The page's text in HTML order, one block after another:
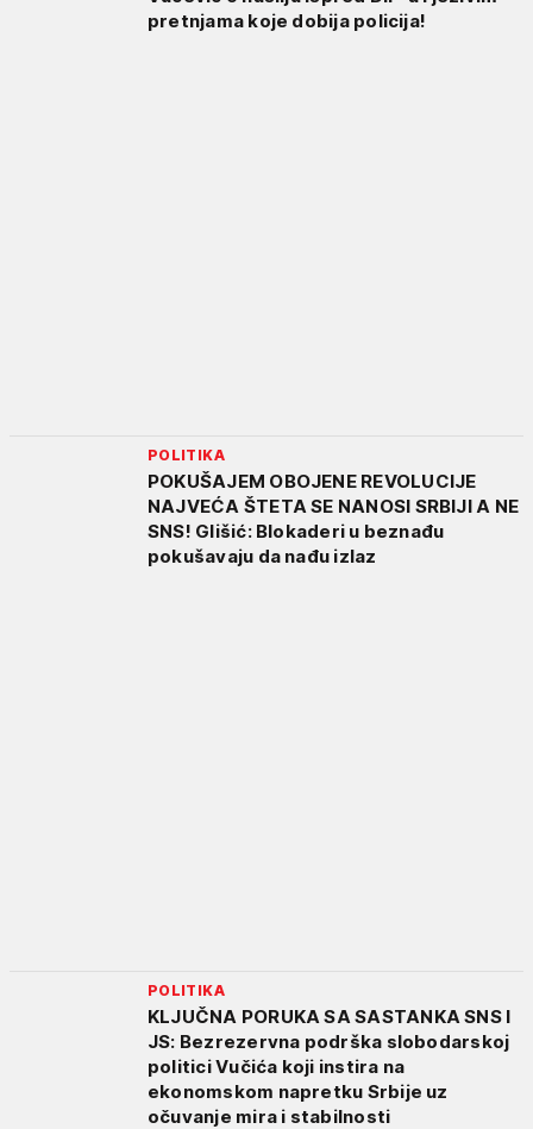
pretnjama koje dobija policija!
POLITIKA
POKUŠAJEM OBOJENE REVOLUCIJE
NAJVEĆA ŠTETA SE NANOSI SRBIJI A NE
SNS! Glišić: Blokaderi u beznađu
pokušavaju da nađu izlaz
POLITIKA
KLJUČNA PORUKA SA SASTANKA SNS I
JS: Bezrezervna podrška slobodarskoj
politici Vučića koji instira na
ekonomskom napretku Srbije uz
očuvanje mira i stabilnosti